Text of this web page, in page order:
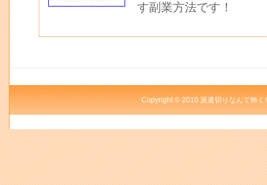
す副業方法です！
Copyright © 2010 派遣切りなんて怖